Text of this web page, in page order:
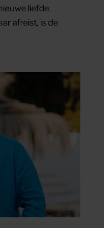
liefde.
afreist, is de